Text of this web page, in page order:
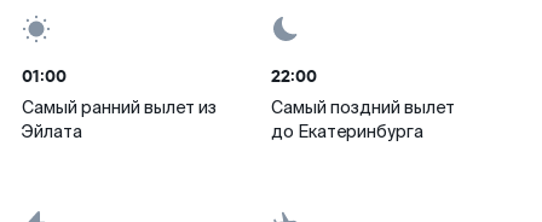
01:00
Самый ранний вылет из
Эйлата
22:00
Самый поздний вылет
до Екатеринбурга